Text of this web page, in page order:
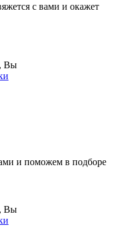
с вами и окажет
Вы
и поможем в подборе
Вы